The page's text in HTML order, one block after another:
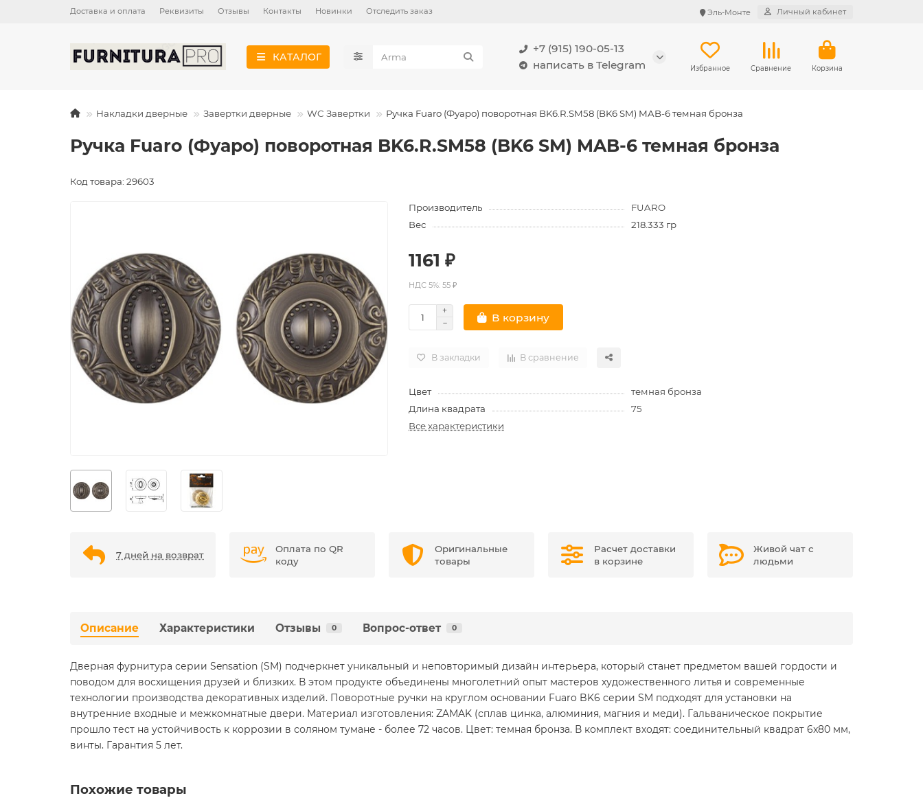
Доставка и оплата Реквизиты Отзывы Контакты Новинки Отследить заказ Эль-Монте Личный кабинет
КАТАЛОГ
+7 (915) 190-05-13
написать в Telegram
Избранное Сравнение Корзина
Накладки дверные Завертки дверные WC Завертки Ручка Fuaro (Фуаро) поворотная BK6.R.SM58 (BK6 SM) MAB-6 темная бронза
Ручка Fuaro (Фуаро) поворотная BK6.R.SM58 (BK6 SM) MAB-6 темная бронза
Код товара: 29603
Производитель
FUARO
Вес
218.333 гр
1161 ₽
НДС 5%: 55 ₽
В корзину
В закладки В сравнение
Цвет
темная бронза
Длина квадрата
75
Все характеристики
7 дней на возврат
Оплата по QR
коду
Оригинальные
товары
Расчет доставки
в корзине
Живой чат с
людьми
Описание Характеристики Отзывы 0 Вопрос-ответ 0
Дверная фурнитура серии Sensation (SM) подчеркнет уникальный и неповторимый дизайн интерьера, который станет предметом вашей гордости и
поводом для восхищения друзей и близких. В этом продукте объединены многолетний опыт мастеров художественного литья и современные
технологии производства декоративных изделий. Поворотные ручки на круглом основании Fuaro BK6 серии SM подходят для установки на
внутренние входные и межкомнатные двери. Материал изготовления: ZAMAK (сплав цинка, алюминия, магния и меди). Гальваническое покрытие
прошло тест на устойчивость к коррозии в соляном тумане - более 72 часов. Цвет: темная бронза. В комплект входят: соединительный квадрат 6x80 мм,
винты. Гарантия 5 лет.
Похожие товары